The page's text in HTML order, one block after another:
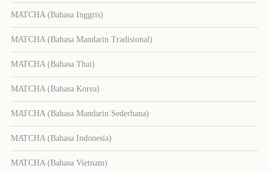
MATCHA (Bahasa Inggris)
MATCHA (Bahasa Mandarin Tradisional)
MATCHA (Bahasa Thai)
MATCHA (Bahasa Korea)
MATCHA (Bahasa Mandarin Sederhana)
MATCHA (Bahasa Indonesia)
MATCHA (Bahasa Vietnam)